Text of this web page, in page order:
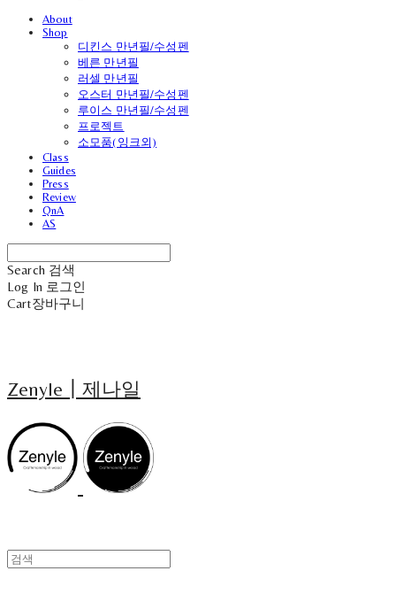
About
Shop
디킨스 만년필/수성펜
베른 만년필
러셀 만년필
오스터 만년필/수성펜
루이스 만년필/수성펜
프로젝트
소모품(잉크외)
Class
Guides
Press
Review
QnA
AS
Search 검색
Log In 로그인
Cart장바구니
Zenyle┃제나일